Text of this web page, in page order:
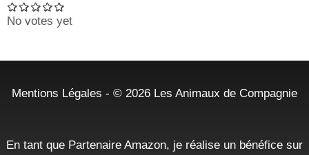
No votes yet
Mentions Légales - © 2026 Les Animaux de Compagnie
En tant que Partenaire Amazon, je réalise un bénéfice sur